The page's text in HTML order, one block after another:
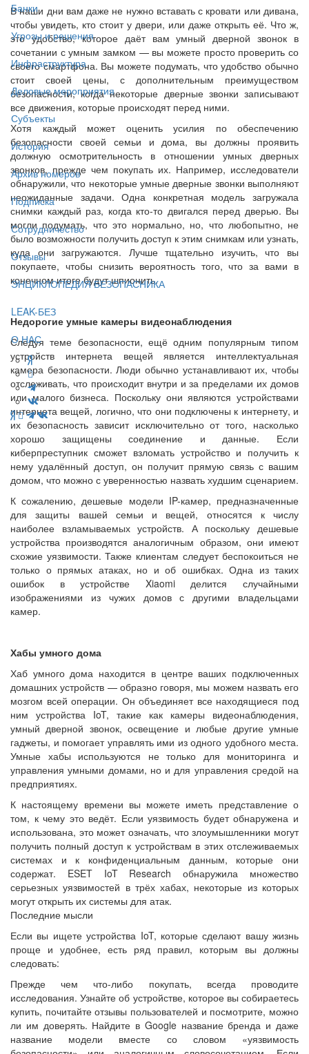
Банки
Угрозы и решения
Инфраструктура
Деловые мероприятия
Субъекты
История
Архив номеров
Подписка
Сотрудничество
Отзывы
ЭНЦИКЛОПЕДИЯ БЕЗОПАСНИКА
LEAK-БЕЗ
О НАС
В наши дни вам даже не нужно вставать с кровати или дивана,
чтобы увидеть, кто стоит у двери, или даже открыть её. Что ж,
это удобство, которое даёт вам умный дверной звонок в
сочетании с умным замком — вы можете просто проверить со
своего смартфона. Вы можете подумать, что удобство обычно
стоит своей цены, с дополнительным преимуществом
безопасности, когда некоторые дверные звонки записывают
все движения, которые происходят перед ними.
Хотя каждый может оценить усилия по обеспечению
безопасности своей семьи и дома, вы должны проявить
должную осмотрительность в отношении умных дверных
звонков, прежде чем покупать их. Например, исследователи
обнаружили, что некоторые умные дверные звонки выполняют
неожиданные задачи. Одна конкретная модель загружала
снимки каждый раз, когда кто-то двигался перед дверью. Вы
могли подумать, что это нормально, но, что любопытно, не
было возможности получить доступ к этим снимкам или узнать,
куда они загружаются. Лучше тщательно изучить, что вы
покупаете, чтобы снизить вероятность того, что за вами в
конечном итоге будут шпионить.
Недорогие умные камеры видеонаблюдения
Следуя теме безопасности, ещё одним популярным типом
устройств интернета вещей является интеллектуальная
камера безопасности. Люди обычно устанавливают их, чтобы
отслеживать, что происходит внутри и за пределами их домов
или малого бизнеса. Поскольку они являются устройствами
интернета вещей, логично, что они подключены к интернету, и
их безопасность зависит исключительно от того, насколько
хорошо защищены соединение и данные. Если
киберпреступник сможет взломать устройство и получить к
нему удалённый доступ, он получит прямую связь с вашим
домом, что можно с уверенностью назвать худшим сценарием.
К сожалению, дешевые модели IP-камер, предназначенные
для защиты вашей семьи и вещей, относятся к числу
наиболее взламываемых устройств. А поскольку дешевые
устройства производятся аналогичным образом, они имеют
схожие уязвимости. Также клиентам следует беспокоиться не
только о прямых атаках, но и об ошибках. Одна из таких
ошибок в устройстве Xiaomi делится случайными
изображениями из чужих домов с другими владельцами
камер.
Хабы умного дома
Хаб умного дома находится в центре ваших подключенных
домашних устройств — образно говоря, мы можем назвать его
мозгом всей операции. Он объединяет все находящиеся под
ним устройства IoT, такие как камеры видеонаблюдения,
умный дверной звонок, освещение и любые другие умные
гаджеты, и помогает управлять ими из одного удобного места.
Умные хабы используются не только для мониторинга и
управления умными домами, но и для управления средой на
предприятиях.
К настоящему времени вы можете иметь представление о
том, к чему это ведёт. Если уязвимость будет обнаружена и
использована, это может означать, что злоумышленники могут
получить полный доступ к устройствам в этих отслеживаемых
системах и к конфиденциальным данным, которые они
содержат. ESET IoT Research обнаружила множество
серьезных уязвимостей в трёх хабах, некоторые из которых
могут открыть их системы для атак.
Последние мысли
Если вы ищете устройства IoT, которые сделают вашу жизнь
проще и удобнее, есть ряд правил, которым вы должны
следовать:
Прежде чем что-либо покупать, всегда проводите
исследования. Узнайте об устройстве, которое вы собираетесь
купить, почитайте отзывы пользователей и посмотрите, можно
ли им доверять. Найдите в Google название бренда и даже
название модели вместе со словом «уязвимость